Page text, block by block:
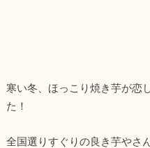
寒い冬、ほっこり焼き芋が恋
た！
全国選りすぐりの良き芋やさ